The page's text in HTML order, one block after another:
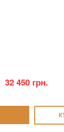
32 450 грн.